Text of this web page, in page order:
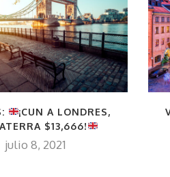
¡CUN A LONDRES,
$13,666!
julio 8, 2021